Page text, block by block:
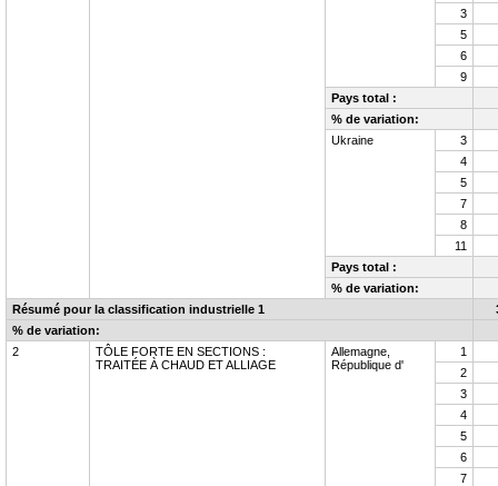
3
5
6
9
Pays total :
% de variation:
Ukraine
3
4
5
7
8
11
Pays total :
% de variation:
Résumé pour la classification industrielle 1
% de variation:
2
TÔLE FORTE EN SECTIONS :
TRAITÉE À CHAUD ET ALLIAGE
Allemagne,
République d'
1
2
3
4
5
6
7